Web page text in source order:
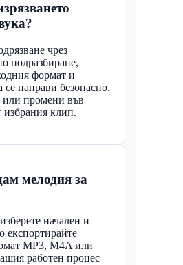
чрез
подразбиране,
формат и
се направи безопасно.
или промени във
избрания клип.
мелодия за
начален и
експортирайте
MP3, M4A или
работен процес